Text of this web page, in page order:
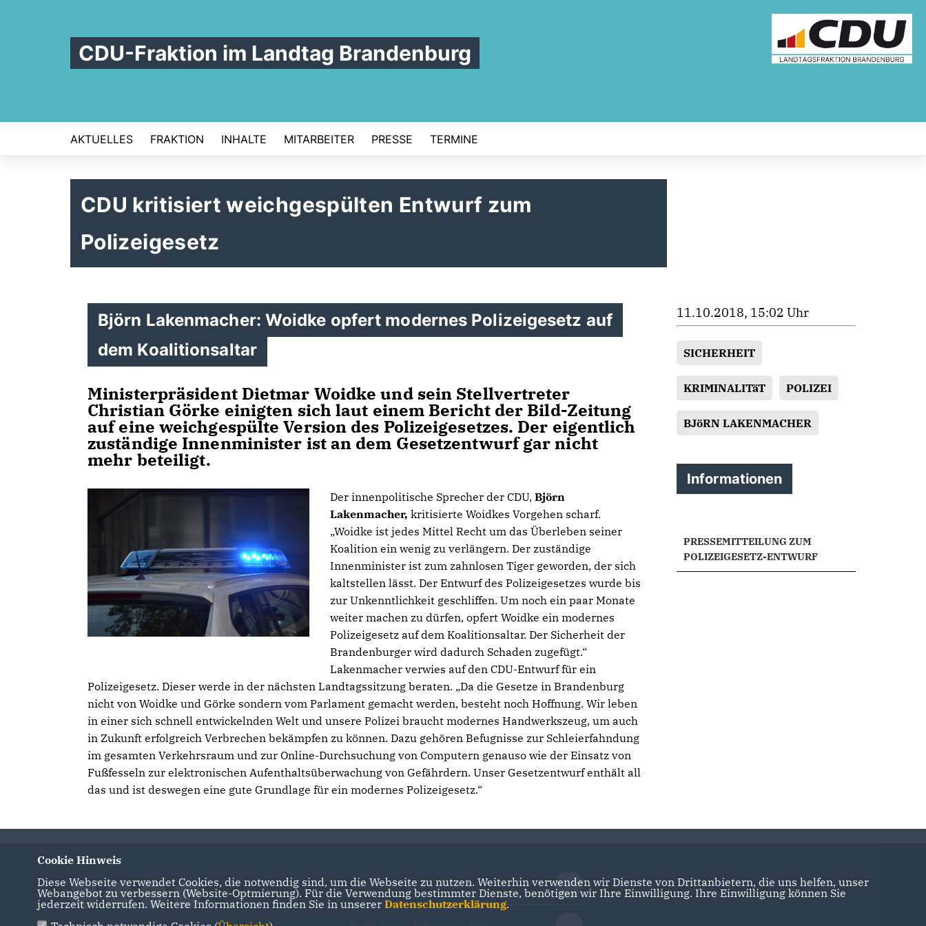
CDU-Fraktion im Landtag Brandenburg
AKTUELLES FRAKTION INHALTE MITARBEITER PRESSE TERMINE
CDU kritisiert weichgespülten Entwurf zum
Polizeigesetz
Björn Lakenmacher: Woidke opfert modernes Polizeigesetz auf
dem Koalitionsaltar
Ministerpräsident Dietmar Woidke und sein Stellvertreter
Christian Görke einigten sich laut einem Bericht der Bild-Zeitung
auf eine weichgespülte Version des Polizeigesetzes. Der eigentlich
zuständige Innenminister ist an dem Gesetzentwurf gar nicht
mehr beteiligt.
Der innenpolitische Sprecher der CDU, Björn
Lakenmacher, kritisierte Woidkes Vorgehen scharf.
Woidke ist jedes Mittel Recht um das Überleben seiner
Koalition ein wenig zu verlängern. Der zuständige
Innenminister ist zum zahnlosen Tiger geworden, der sich
kaltstellen lässt. Der Entwurf des Polizeigesetzes wurde bis
zur Unkenntlichkeit geschliffen. Um noch ein paar Monate
weiter machen zu dürfen, opfert Woidke ein modernes
Polizeigesetz auf dem Koalitionsaltar. Der Sicherheit der
Brandenburger wird dadurch Schaden zugefügt.“
Lakenmacher verwies auf den CDU-Entwurf für ein
Polizeigesetz. Dieser werde in der nächsten Landtagssitzung beraten. „Da die Gesetze in Brandenburg
nicht von Woidke und Görke sondern vom Parlament gemacht werden, besteht noch Hoffnung. Wir leben
in einer sich schnell entwickelnden Welt und unsere Polizei braucht modernes Handwerkszeug, um auch
in Zukunft erfolgreich Verbrechen bekämpfen zu können. Dazu gehören Befugnisse zur Schleierfahndung
im gesamten Verkehrsraum und zur Online-Durchsuchung von Computern genauso wie der Einsatz von
Fußfesseln zur elektronischen Aufenthaltsüberwachung von Gefährdern. Unser Gesetzentwurf enthält all
das und ist deswegen eine gute Grundlage für ein modernes Polizeigesetz.“
11.10.2018, 15:02 Uhr
SICHERHEIT
KRIMINALITäT POLIZEI
BJöRN LAKENMACHER
Informationen
PRESSEMITTEILUNG ZUM
POLIZEIGESETZ-ENTWURF
Der Landtag Brandenburg
Cookie Hinweis
Diese Webseite verwendet Cookies, die notwendig sind, um die Webseite zu nutzen. Weiterhin verwenden wir Dienste von Drittanbietern, die uns helfen, unser
Webangebot zu verbessern (Website-Optmierung). Für die Verwendung bestimmter Dienste, benötigen wir Ihre Einwilligung. Ihre Einwilligung können Sie
jederzeit widerrufen. Weitere Informationen finden Sie in unserer Datenschutzerklärung.